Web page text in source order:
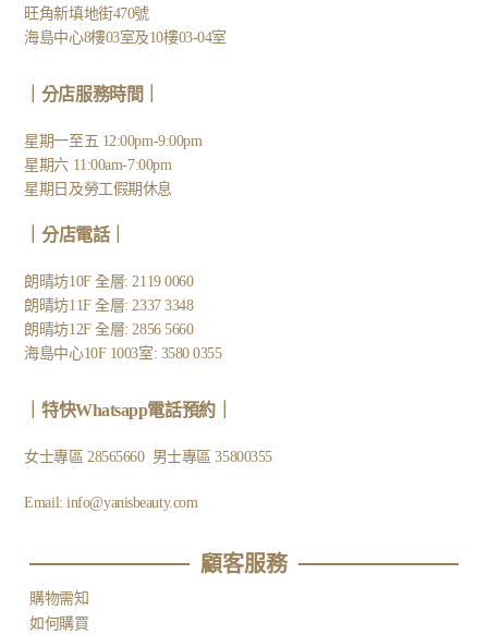
旺角新填地街470號
海島中心8樓03室及10樓03-04室
｜分店服務時間｜
星期一至五 12:00pm-9:00pm
星期六 11:00am-7:00pm
星期日及勞工假期休息
分店電話｜
朗晴坊10F 全層: 2119 0060
朗晴坊11F 全層: 2337 3348
朗晴坊12F 全層: 2856 5660
海島中心10F 1003室: 3580 0355
特快Whatsapp電話預約｜
女士專區28565660 男士專區35800355
Email:info@yanisbeauty.com
顧客服務​
購物需知
如何購買